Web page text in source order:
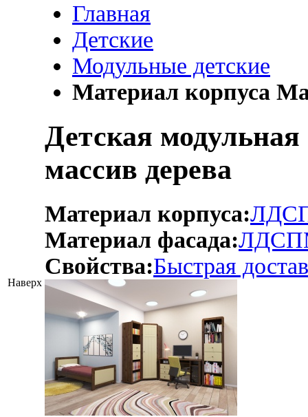
Наверх
Главная
Детские
Модульные детские
Материал корпуса
Детская
массив дерева
Материал корпуса:
Материал фасада:ЛДСП
Свойства:Быстрая